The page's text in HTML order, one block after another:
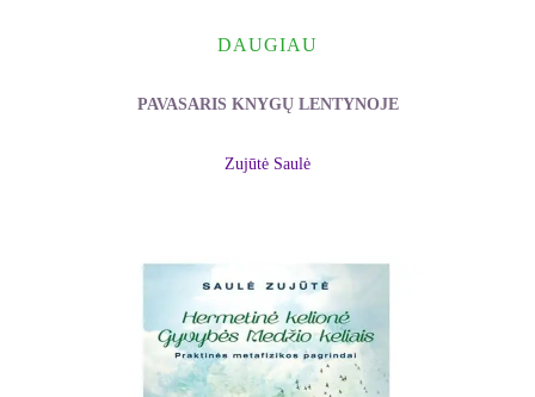
DAUGIAU
PAVASARIS KNYGŲ LENTYNOJE
Zujūtė Saulė